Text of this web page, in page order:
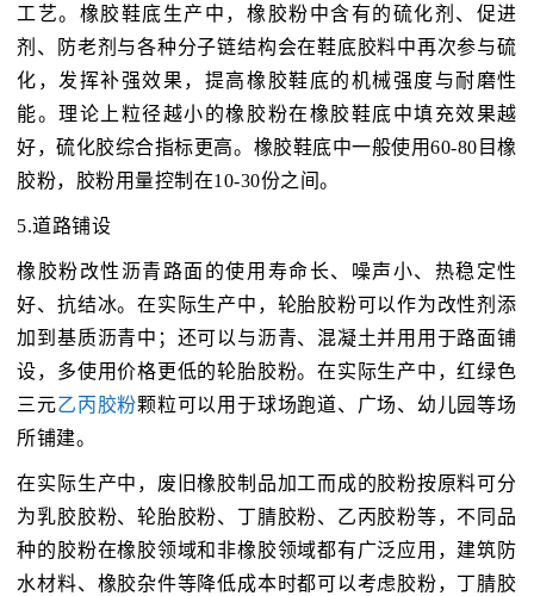
工艺。橡胶鞋底生产中，橡胶粉中含有的硫化剂、促进
剂、防老剂与各种分子链结构会在鞋底胶料中再次参与硫
化，发挥补强效果，提高橡胶鞋底的机械强度与耐磨性
能。理论上粒径越小的橡胶粉在橡胶鞋底中填充效果越
好，硫化胶综合指标更高。橡胶鞋底中一般使用60-80目橡
胶粉，胶粉用量控制在10-30份之间。
5.道路铺设
橡胶粉改性沥青路面的使用寿命长、噪声小、热稳定性
好、抗结冰。在实际生产中，轮胎胶粉可以作为改性剂添
加到基质沥青中；还可以与沥青、混凝土并用用于路面铺
设，多使用价格更低的轮胎胶粉。在实际生产中，红绿色
三元乙丙胶粉颗粒可以用于球场跑道、广场、幼儿园等场
所铺建。
在实际生产中，废旧橡胶制品加工而成的胶粉按原料可分
为乳胶胶粉、轮胎胶粉、丁腈胶粉、乙丙胶粉等，不同品
种的胶粉在橡胶领域和非橡胶领域都有广泛应用，建筑防
水材料、橡胶杂件等降低成本时都可以考虑胶粉，丁腈胶